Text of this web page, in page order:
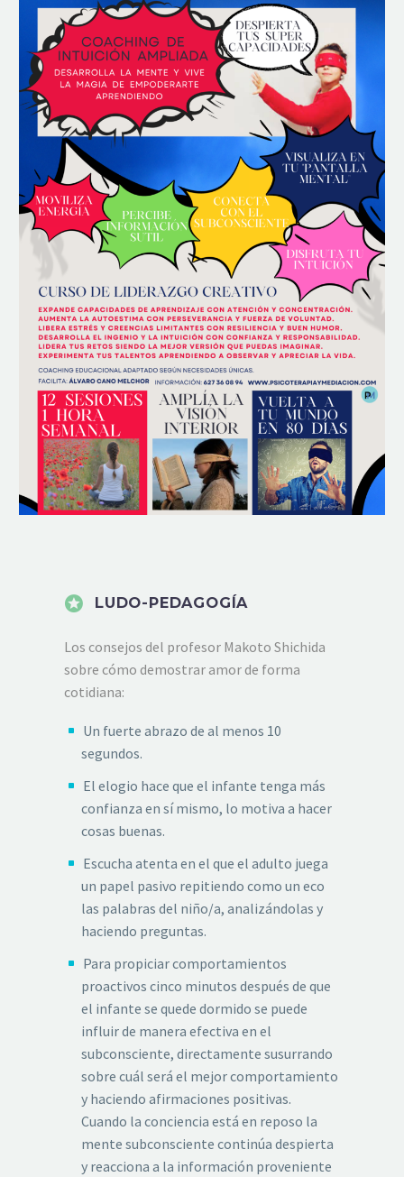

 LUDO-PEDAGOGÍA
Los consejos del profesor Makoto Shichida
sobre cómo demostrar amor de forma
cotidiana:
Un fuerte abrazo de al menos 10
segundos.
El elogio hace que el infante tenga más
confianza en sí mismo, lo motiva a hacer
cosas buenas.
Escucha atenta en el que el adulto juega
un papel pasivo repitiendo como un eco
las palabras del niño/a, analizándolas y
haciendo preguntas.
Para propiciar comportamientos
proactivos cinco minutos después de que
el infante se quede dormido se puede
influir de manera efectiva en el
subconsciente, directamente susurrando
sobre cuál será el mejor comportamiento
y haciendo afirmaciones positivas.
Cuando la conciencia está en reposo la
mente subconsciente continúa despierta
y reacciona a la información proveniente